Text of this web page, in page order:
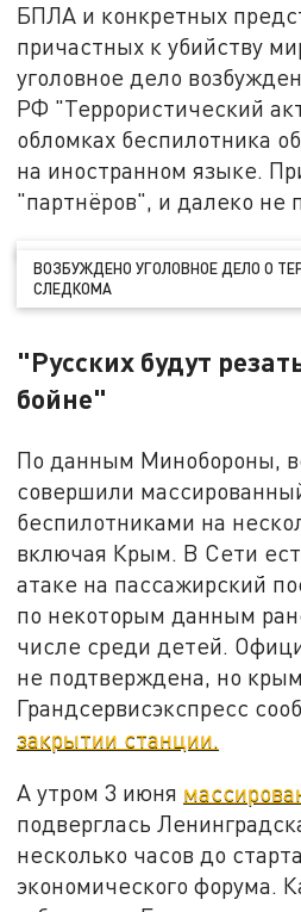
БПЛА и конкретных
причастных к убийству
уголовное дело
РФ "Террористический
обломках беспилотника
на иностранном языке.
"партнёров", и далеко не
ВОЗБУЖДЕНО УГОЛОВНОЕ ДЕЛО О
СЛЕДКОМА
"Русских будут
бойне"
По данным Минобороны,
совершили
беспилотниками на
включая Крым. В Сети
атаке на пассажирский
по некоторым данным
числе среди детей.
не подтверждена, но
Грандсервисэкспресс
закрытии станции.
А утром 3 июня
подверглась
несколько часов до
экономического форума.